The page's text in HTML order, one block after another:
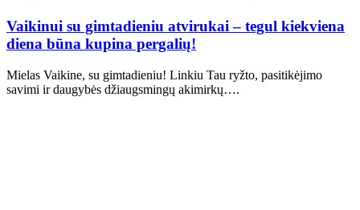
Vaikinui su gimtadieniu atvirukai – tegul kiekviena
diena būna kupina pergalių!
Mielas Vaikine, su gimtadieniu! Linkiu Tau ryžto, pasitikėjimo
savimi ir daugybės džiaugsmingų akimirkų….